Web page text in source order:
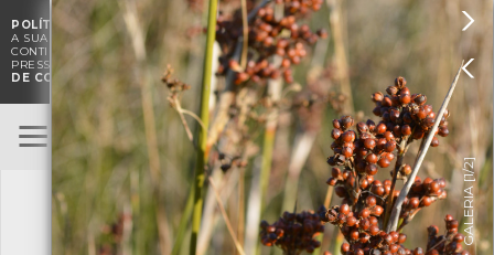
POLÍTICA DE COOKIES
. O CMIA UTILIZA COOKIES PARA MELHORAR
A SUA EXPERIÊNCIA DE NAVEGAÇÃO E PARA FINS ESTATÍSTICOS.
CONTINUAÇÃO DA UTILIZAÇÃO DESTE WEBSITE E SERVIÇOS
PRESSUPÕE A ACEITAÇÃO DA UTILIZAÇÃO DE COOKIES.
POLÍTICA
DE COOKIES

ENTRAR
BioRegisto
TERMOS DE UTILIZAÇÃO
SUBMETER OBSERVAÇÃO


GALERIA [
1/2
]